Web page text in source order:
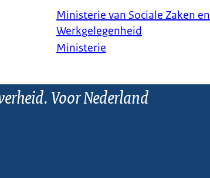
Ministerie van Sociale Zaken en
Werkgelegenheid
Ministerie
Voor Nederland